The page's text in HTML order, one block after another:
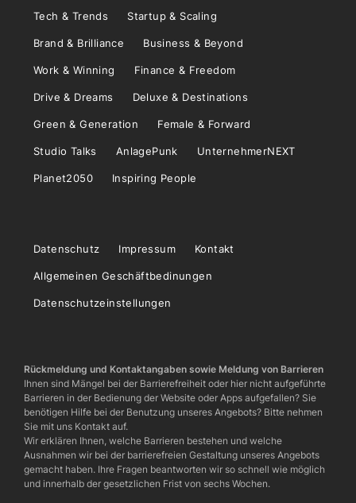
Tech & Trends Startup & Scaling
Brand & Brilliance Business & Beyond
Work & Winning Finance & Freedom
Drive & Dreams Deluxe & Destinations
Green & Generation Female & Forward
Studio Talks AnlagePunk UnternehmerNEXT
Planet2050 Inspiring People
Datenschutz Impressum Kontakt
Allgemeinen Geschäftbedinungen
Datenschutzeinstellungen
Rückmeldung und Kontaktangaben sowie Meldung von Barrieren
Ihnen sind Mängel bei der Barrierefreiheit oder hier nicht aufgeführte
Barrieren in der Bedienung der Website oder Apps aufgefallen? Sie
benötigen Hilfe bei der Benutzung unseres Angebots? Bitte nehmen
Sie mit uns Kontakt auf.
Wir erklären Ihnen, welche Barrieren bestehen und welche
Ausnahmen wir bei der barrierefreien Gestaltung unseres Angebots
gemacht haben. Ihre Fragen beantworten wir so schnell wie möglich
und innerhalb der gesetzlichen Frist von sechs Wochen.